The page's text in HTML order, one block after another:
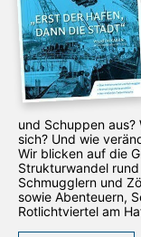
und Schuppen
sich? Und wie
Wir blicken auf die
Strukturwandel
Schmugglern und
sowie Abenteuern,
Rotlichtviertel am